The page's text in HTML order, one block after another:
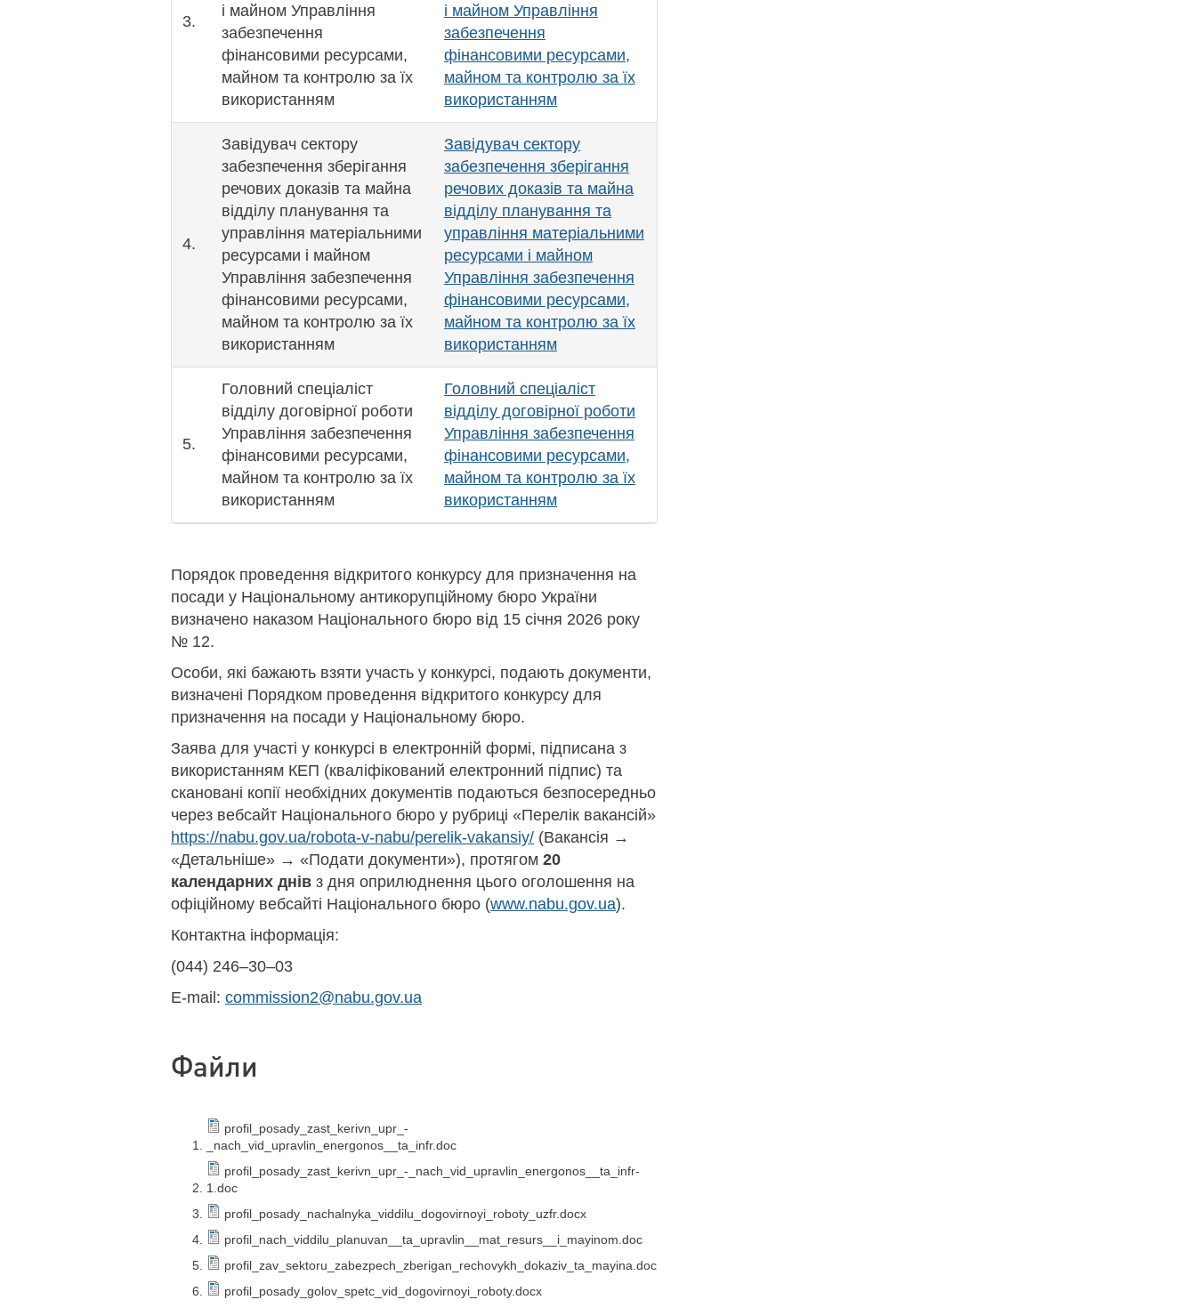
3.
і майном Управління
забезпечення
фінансовими ресурсами,
майном та контролю за їх
використанням
і майном Управління
забезпечення
фінансовими ресурсами,
майном та контролю за їх
використанням
4.
Завідувач сектору
забезпечення зберігання
речових доказів та майна
відділу планування та
управління матеріальними
ресурсами і майном
Управління забезпечення
фінансовими ресурсами,
майном та контролю за їх
використанням
Завідувач сектору
забезпечення зберігання
речових доказів та майна
відділу планування та
управління матеріальними
ресурсами і майном
Управління забезпечення
фінансовими ресурсами,
майном та контролю за їх
використанням
5.
Головний спеціаліст
відділу договірної роботи
Управління забезпечення
фінансовими ресурсами,
майном та контролю за їх
використанням
Головний спеціаліст
відділу договірної роботи
Управління забезпечення
фінансовими ресурсами,
майном та контролю за їх
використанням
Порядок проведення відкритого конкурсу для призначення на
посади у Національному антикорупційному бюро України
визначено наказом Національного бюро від 15 січня 2026 року
№ 12.
Особи, які бажають взяти участь у конкурсі, подають документи,
визначені Порядком проведення відкритого конкурсу для
призначення на посади у Національному бюро.
Заява для участі у конкурсі в електронній формі, підписана з
використанням КЕП (кваліфікований електронний підпис) та
скановані копії необхідних документів подаються безпосередньо
через вебсайт Національного бюро у рубриці «Перелік вакансій»
https://nabu.gov.ua/robota-v-nabu/perelik-vakansiy/ (Вакансія →
«Детальніше» → «Подати документи»), протягом 20
календарних днів з дня оприлюднення цього оголошення на
офіційному вебсайті Національного бюро (www.nabu.gov.ua).
Контактна інформація:
(044) 246–30–03
E-mail: commission2@nabu.gov.ua
Файли
profil_posady_zast_kerivn_upr_-
_nach_vid_upravlin_energonos__ta_infr.doc
profil_posady_zast_kerivn_upr_-_nach_vid_upravlin_energonos__ta_infr-
1.doc
profil_posady_nachalnyka_viddilu_dogovirnoyi_roboty_uzfr.docx
profil_nach_viddilu_planuvan__ta_upravlin__mat_resurs__i_mayinom.doc
profil_zav_sektoru_zabezpech_zberigan_rechovykh_dokaziv_ta_mayina.doc
profil_posady_golov_spetc_vid_dogovirnoyi_roboty.docx